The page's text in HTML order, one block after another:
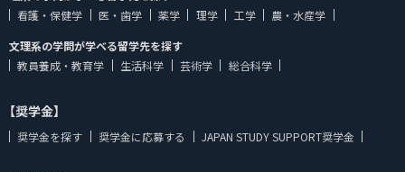
看護・保健学
医・歯学 薬学 理学 工学
農・水産学
文理系の学問が学べる留学先を探す
教員養成・教育学
生活科学 芸術学 総合科学
【奨学金】
奨学金を探す 奨学金に応募する JAPAN STUDY SUPPORT奨学金